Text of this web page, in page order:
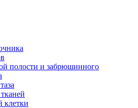
полости и забрюшинного
клетки